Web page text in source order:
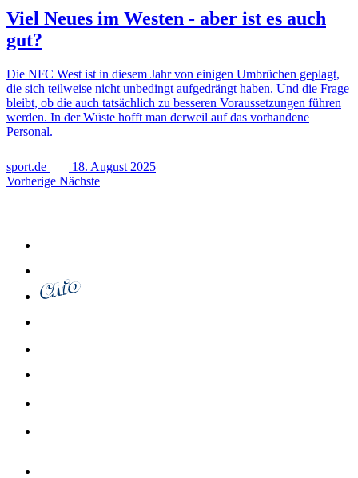
Viel Neues im Westen - aber ist es auch
gut?
Die NFC West ist in diesem Jahr von einigen Umbrüchen geplagt,
die sich teilweise nicht unbedingt aufgedrängt haben. Und die Frage
bleibt, ob die auch tatsächlich zu besseren Voraussetzungen führen
werden. In der Wüste hofft man derweil auf das vorhandene
Personal.
sport.de
18. August 2025
Vorherige Nächste